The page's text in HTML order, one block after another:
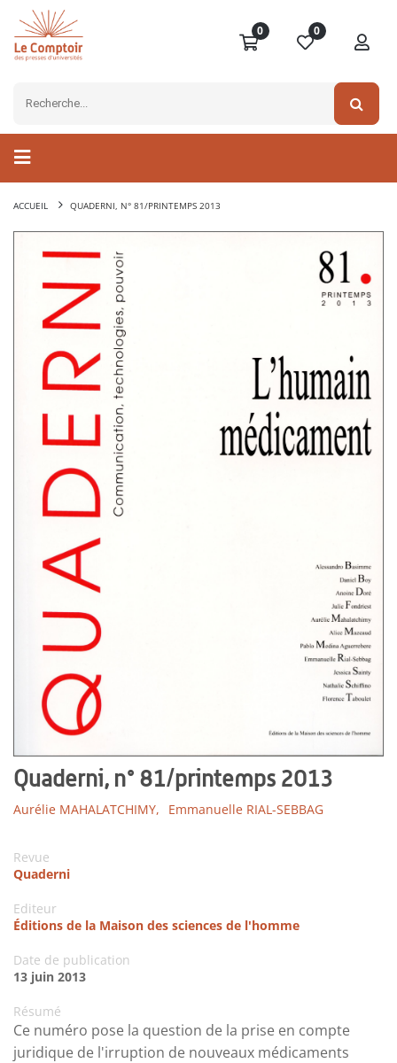
0 0
ACCUEIL QUADERNI, N° 81/PRINTEMPS 2013
Quaderni, n° 81/printemps 2013
Aurélie MAHALATCHIMY, Emmanuelle RIAL-SEBBAG
Revue
Quaderni
Editeur
Éditions de la Maison des sciences de l'homme
Date de publication
13 juin 2013
Résumé
Ce numéro pose la question de la prise en compte
juridique de l'irruption de nouveaux médicaments